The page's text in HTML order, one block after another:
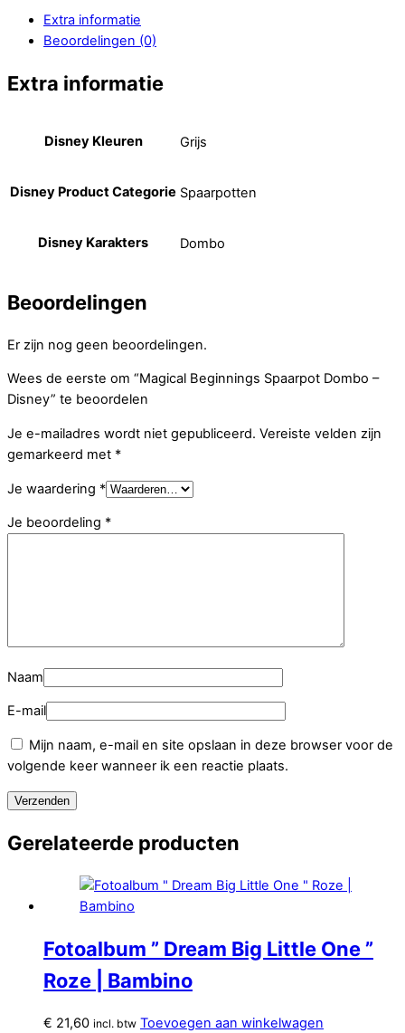
Extra informatie
Beoordelingen (0)
Extra informatie
Disney Kleuren Grijs
Disney Product Categorie Spaarpotten
Disney Karakters Dombo
Beoordelingen
Er zijn nog geen beoordelingen.
Wees de eerste om “Magical Beginnings Spaarpot Dombo –
Disney” te beoordelen
Je e-mailadres wordt niet gepubliceerd. Vereiste velden zijn
gemarkeerd met *
Je waardering *
Je beoordeling *
Naam
E-mail
Mijn naam, e-mail en site opslaan in deze browser voor de
volgende keer wanneer ik een reactie plaats.
Gerelateerde producten
Fotoalbum ” Dream Big Little One ”
Roze | Bambino
€ 21,60 incl. btw Toevoegen aan winkelwagen